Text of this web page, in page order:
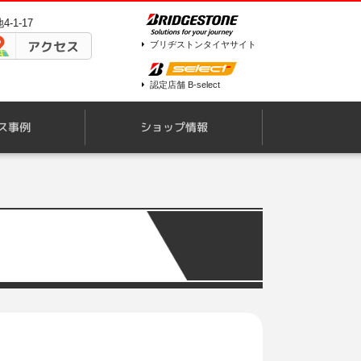
4-1-17
アクセス ブリヂストンタイヤサイト
認定店舗 B-select
事例 ショップ情報